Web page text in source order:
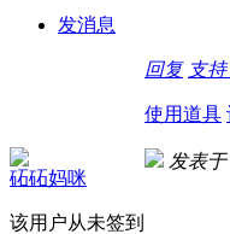
发消息
回复 支持
使用道具
砳砳妈咪
该用户从未签到
发表于